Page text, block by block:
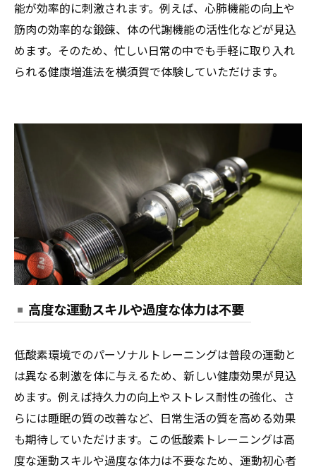
能が効率的に刺激されます。例えば、心肺機能の向上や
筋肉の効率的な鍛錬、体の代謝機能の活性化などが見込
めます。そのため、忙しい日常の中でも手軽に取り入れ
られる健康増進法を横須賀で体験していただけます。
高度な運動スキルや過度な体力は不要
低酸素環境でのパーソナルトレーニングは普段の運動と
は異なる刺激を体に与えるため、新しい健康効果が見込
めます。例えば持久力の向上やストレス耐性の強化、さ
らには睡眠の質の改善など、日常生活の質を高める効果
も期待していただけます。この低酸素トレーニングは高
度な運動スキルや過度な体力は不要なため、運動初心者